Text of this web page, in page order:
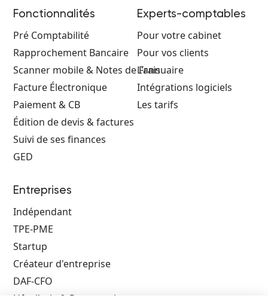
Fonctionnalités
Pré Comptabilité
Rapprochement Bancaire
Scanner mobile & Notes de Frais
Facture Électronique
Paiement & CB
Édition de devis & factures
Suivi de ses finances
GED
Experts-comptables
Pour votre cabinet
Pour vos clients
L'annuaire
Intégrations logiciels
Les tarifs
Entreprises
Indépendant
TPE-PME
Startup
Créateur d'entreprise
DAF-CFO